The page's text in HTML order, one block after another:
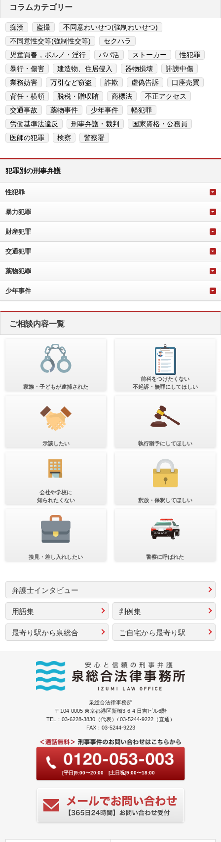
コラムカテゴリー
痴漢 盗撮
不同意わいせつ(強制わいせつ)
不同意性交等(強制性交等)
セクハラ
児童買春，ポルノ・淫行
パパ活 ストーカー
性犯罪
暴行・傷害
建造物、住居侵入 器物損壊
誹謗中傷
業務妨害
万引など窃盗 詐欺 虚偽告訴
口座売買
背任・横領
脱税・贈収賄 商標法
不正アクセス
交通事故
薬物事件 少年事件
軽犯罪
労働基準法違反
刑事弁護・裁判
国家資格・公務員
医師の犯罪
検察 警察署
犯罪別の刑事弁護
性犯罪
暴力犯罪
財産犯罪
交通犯罪
薬物犯罪
少年事件
ご相談内容一覧
家族・子どもが逮捕された
前科をつけたくない
不起訴・無罪にしてほしい
示談したい 執行猶予にしてほしい
会社や学校に
知られたくない
釈放・保釈してほしい
接見・差し入れしたい 警察に呼ばれた
弁護士インタビュー
判例集
用語集
ご自宅から最寄り駅
最寄り駅から泉総合
泉総合法律事務所
〒104-0005 東京都港区新橋3-6-4 日吉ビル6階
TEL：03-6228-3830（代表）/ 03-5244-9222（直通）
FAX：03-5244-9223
[平日]9:00〜20:00 [土日祝]9:00〜18:00